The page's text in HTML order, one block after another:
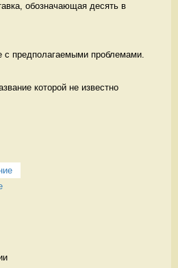
обозначающая десять в
с предполагаемыми проблемами.
которой не известно